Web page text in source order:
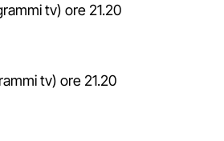
tv) ore 21.20
tv) ore 21.20